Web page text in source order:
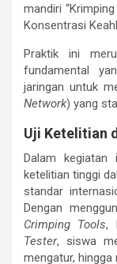
mandiri
Konsentrasi
Praktik ini
fundamental
jaringan untuk
Network) yang
Uji Ketelitian
Dalam
ketelitian tinggi
standar
Dengan
Crimping Tools,
Tester, siswa
mengatur,